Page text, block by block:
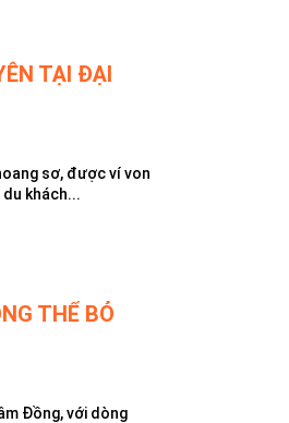
TẠI ĐẠI
sơ, được ví von
khách...
THỂ BỎ
Đồng, với dòng